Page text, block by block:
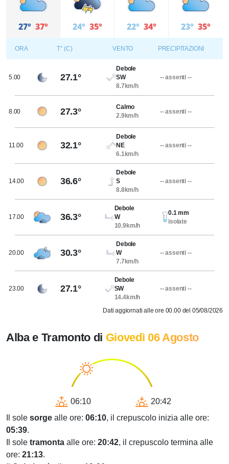
27° 37° 24° 35° 22° 34° 23° 35°
ORA T° (C) VENTO PRECIPITAZIONI
5.00 27.1°
Debole
SW
8.7km/h
-- assenti --
8.00 27.3°
Calmo
2.9km/h
-- assenti --
11.00 32.1°
Debole
NE
6.1km/h
-- assenti --
14.00 36.6°
Debole
S
8.8km/h
-- assenti --
17.00 36.3°
Debole
W
10.9km/h
0.1 mm
isolate
20.00 30.3°
Debole
W
7.7km/h
-- assenti --
23.00 27.1°
Debole
SW
14.4km/h
-- assenti --
Dati aggiornati alle ore 00.00 del 05/08/2026
Alba e Tramonto di Giovedì 06 Agosto
06:10
20:42
Il sole sorge alle ore: 06:10, il crepuscolo inizia alle ore:
05:39.
Il sole tramonta alle ore: 20:42, il crepuscolo termina alle
ore: 21:13.